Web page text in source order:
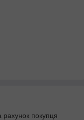
рахунок покупця